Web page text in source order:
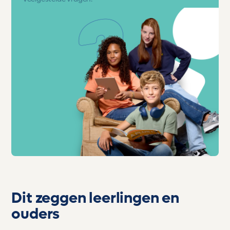
Dit zeggen leerlingen en
ouders